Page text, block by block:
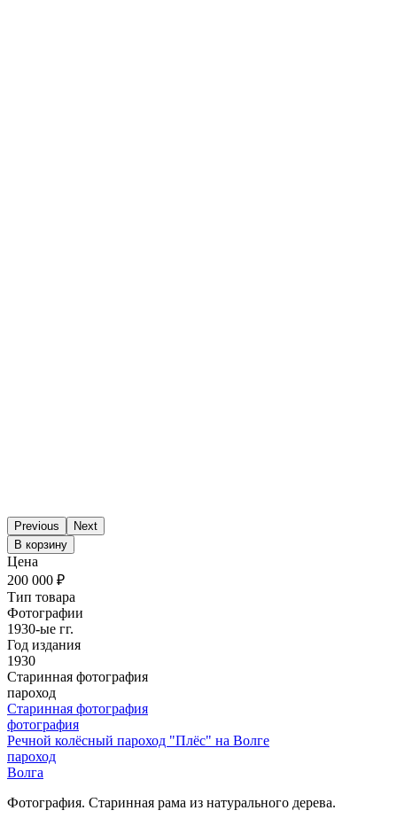
Previous
Next
В корзину
Цена
200 000 ₽
Тип товара
Фотографии
1930-ые гг.
Год издания
1930
Старинная фотография
пароход
Старинная фотография
фотография
Речной колёсный пароход "Плёс" на Волге
пароход
Волга
Фотография. Старинная рама из натурального дерева.